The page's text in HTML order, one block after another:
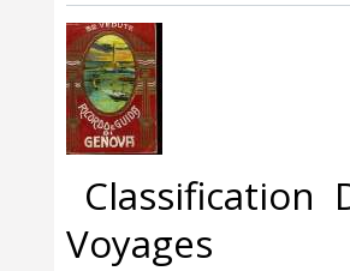
Classification
Voyages‎